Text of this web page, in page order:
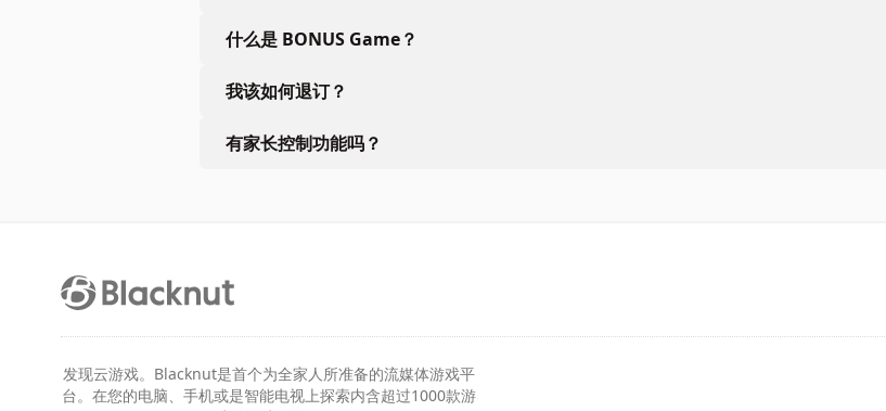
什么是 BONUS Game？
我该如何退订？
有家长控制功能吗？
发现云游戏。Blacknut是首个为全家人所准备的流媒体游戏平
台。在您的电脑、手机或是智能电视上探索内含超过1000款游